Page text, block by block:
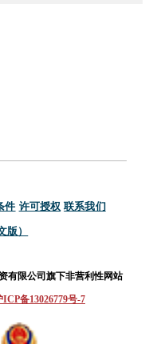
件 许可授权 联系我们
版）
有限公司旗下非营利性网站
ICP备13026779号-7